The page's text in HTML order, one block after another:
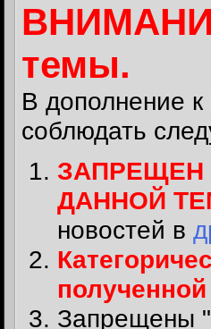
темы.
В дополнение к
соблюдать
ЗАПРЕЩЕН
ДАННОЙ
новостей в
Запрещены